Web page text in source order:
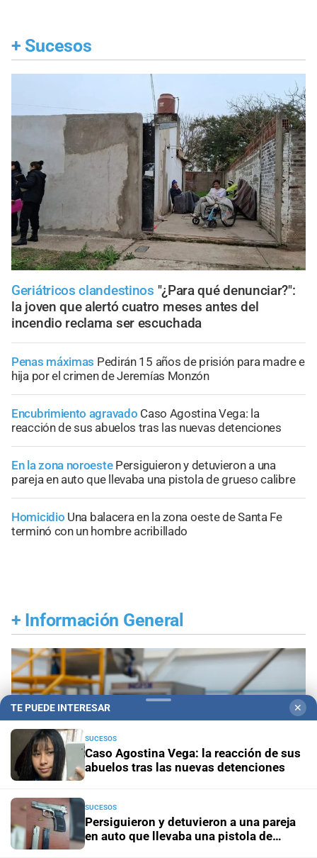
+ Sucesos
Geriátricos clandestinos "¿Para qué denunciar?":
la joven que alertó cuatro meses antes del
incendio reclama ser escuchada
Penas máximas Pedirán 15 años de prisión para madre e
hija por el crimen de Jeremías Monzón
Encubrimiento agravado Caso Agostina Vega: la
reacción de sus abuelos tras las nuevas detenciones
En la zona noroeste Persiguieron y detuvieron a una
pareja en auto que llevaba una pistola de grueso calibre
Homicidio Una balacera en la zona oeste de Santa Fe
terminó con un hombre acribillado
+ Información General
TE PUEDE INTERESAR ✕
SUCESOS
Caso Agostina Vega: la reacción de sus
abuelos tras las nuevas detenciones
SUCESOS
Persiguieron y detuvieron a una pareja
en auto que llevaba una pistola de